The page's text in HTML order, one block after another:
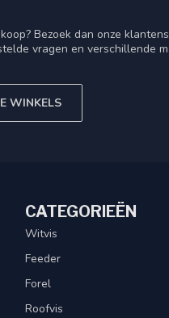
Bezoek dan onze
vragen en verschillende
WINKELS
CATEGORIEËN
Witvis
Feeder
Forel
Roofvis